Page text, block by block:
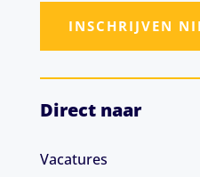
INSCHRIJVEN
Direct naar
Vacatures